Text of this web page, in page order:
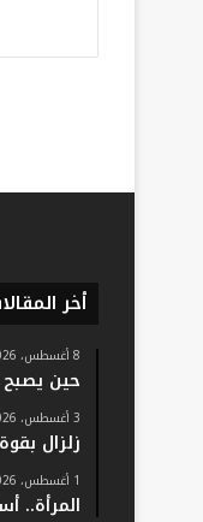
أخر
8 أغسطس، 2026
حين يصبح
3 أغسطس، 2026
زلزال بقوة 5.5 ريختر يوقظ سكان القاهرة والمحافظات.. والفلك: لا خسائر أو إصابات
1 أغسطس، 2026
المرأة..